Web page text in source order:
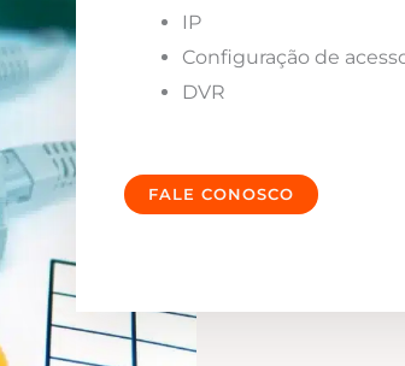
IP
Configuração de
DVR
FALE CONOSCO